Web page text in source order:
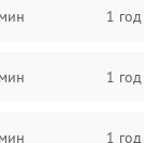
1 год
1 год
1 год